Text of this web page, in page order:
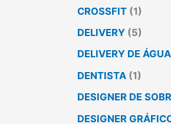
CROSSFIT (1)
DELIVERY (5)
DELIVERY DE ÁGUA
DENTISTA (1)
DESIGNER DE
DESIGNER